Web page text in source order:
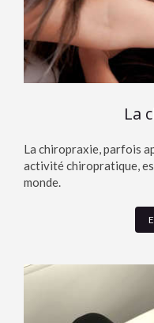
La
La chiropraxie, parfois
activité chiropratique,
monde.